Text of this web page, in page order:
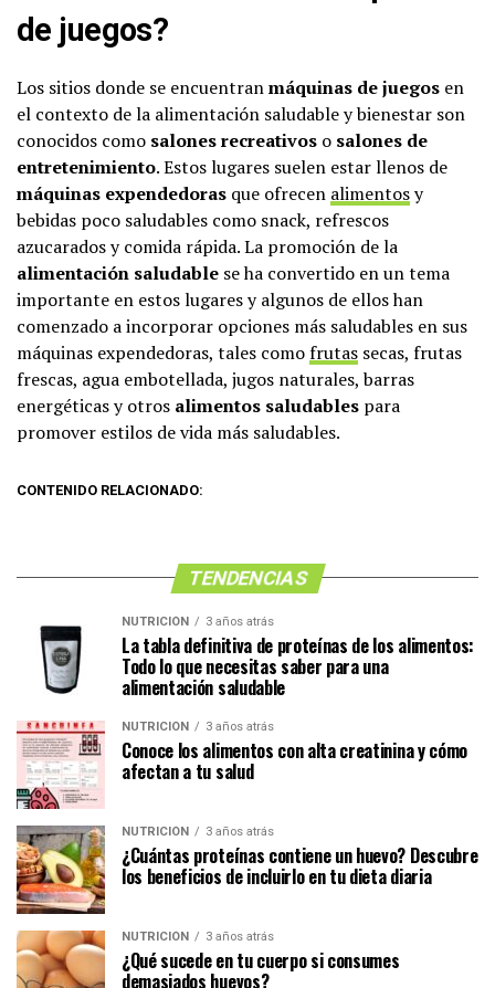
de juegos?
Los sitios donde se encuentranmáquinas de juegos en
el contexto de la alimentación saludable y bienestar son
conocidos como salones recreativos o salones de
entretenimiento. Estos lugares suelen estar llenos de
máquinas expendedoras que ofrecen alimentosy
bebidas poco saludables como snack, refrescos
azucarados y comida rápida. La promoción de la
alimentación saludable se ha convertido en un tema
importante en estos lugares y algunos de ellos han
comenzado a incorporar opciones más saludables en sus
máquinas expendedoras, tales comofrutas secas, frutas
frescas, agua embotellada, jugos naturales, barras
energéticas y otros alimentos saludables para
promover estilos de vida más saludables.
CONTENIDO RELACIONADO:
TENDENCIAS
NUTRICIÓN 3 años atrás
La tabla definitiva de proteínas de los alimentos:
Todo lo que necesitas saber para una
alimentación saludable
NUTRICIÓN 3 años atrás
Conoce los alimentos con alta creatinina y cómo
afectan a tu salud
NUTRICIÓN 3 años atrás
¿Cuántas proteínas contiene un huevo? Descubre
los beneficios de incluirlo en tu dieta diaria
NUTRICIÓN 3 años atrás
¿Qué sucede en tu cuerpo si consumes
demasiados huevos?